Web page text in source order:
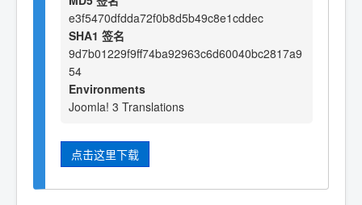
e3f5470dfdda72f0b8d5b49c8e1cddec
SHA1 签名
9d7b01229f9ff74ba92963c6d60040bc2817a9
54
Environments
Joomla! 3 Translations
点击这里下载